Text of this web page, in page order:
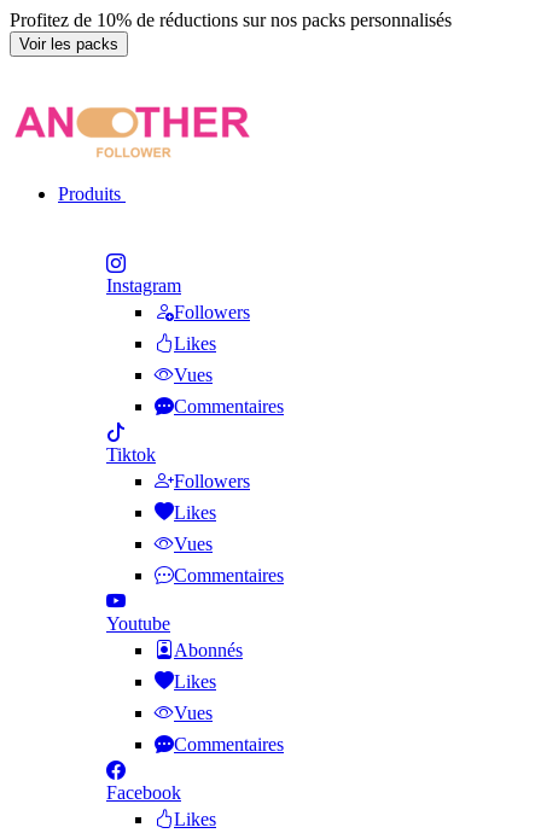
Profitez de 10% de réductions sur nos packs personnalisés
Voir les packs
Produits
Instagram
Followers
Likes
Vues
Commentaires
Tiktok
Followers
Likes
Vues
Commentaires
Youtube
Abonnés
Likes
Vues
Commentaires
Facebook
Likes